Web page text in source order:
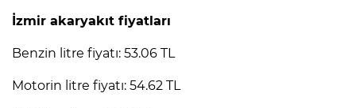
İzmir akaryakıt fiyatları
Benzin litre fiyatı: 53.06 TL
Motorin litre fiyatı: 54.62 TL